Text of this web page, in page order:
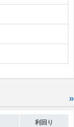
»
利回り